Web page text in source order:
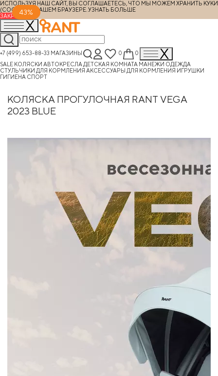
ИСПОЛЬЗУЯ НАШ САЙТ, ВЫ СОГЛАШАЕТЕСЬ, ЧТО МЫ МОЖЕМ ХРАНИТЬ КУКИ
(COOKIES) В ВАШЕМ БРАУЗЕРЕ. УЗНАТЬ БОЛЬШЕ
ЗАКРЫТЬ
+7 (499) 653-88-33 МАГАЗИНЫ 0
0
SALE КОЛЯСКИ АВТОКРЕСЛА ДЕТСКАЯ КОМНАТА МАНЕЖИ ОДЕЖДА
СТУЛЬЧИКИ ДЛЯ КОРМЛЕНИЯ АКСЕССУАРЫ ДЛЯ КОРМЛЕНИЯ ИГРУШКИ
ГИГИЕНА СПОРТ
КОЛЯСКА ПРОГУЛОЧНАЯ RANT VEGA
2023 BLUE
43%